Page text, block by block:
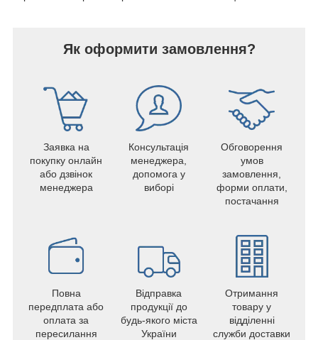
Як оформити замовлення?
Заявка на
покупку онлайн
або дзвінок
менеджера
Консультація
менеджера,
допомога у
виборі
Обговорення
умов
замовлення,
форми оплати,
постачання
Повна
передплата або
оплата за
пересилання
Відправка
продукції до
будь-якого міста
України
Отримання
товару у
відділенні
служби доставки